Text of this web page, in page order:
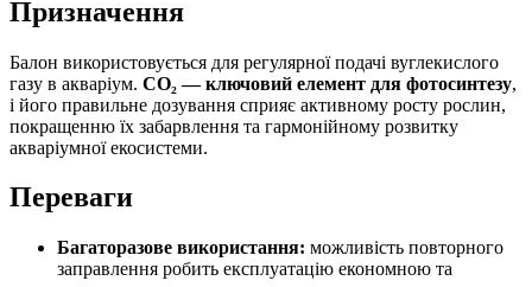
Призначення
Балон використовується для регулярної подачі вуглекислого
газу в акваріум. CO₂ — ключовий елемент для фотосинтезу,
і його правильне дозування сприяє активному росту рослин,
покращенню їх забарвлення та гармонійному розвитку
акваріумної екосистеми.
Переваги
Багаторазове використання: можливість повторного
заправлення робить експлуатацію економною та